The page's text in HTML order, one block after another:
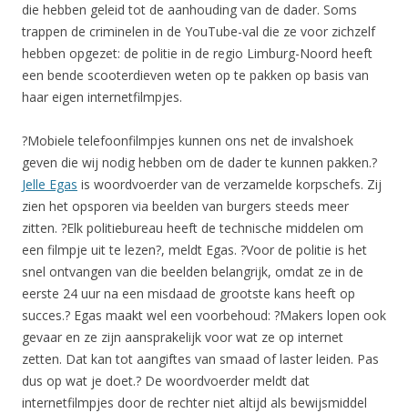
die hebben geleid tot de aanhouding van de dader. Soms
trappen de criminelen in de YouTube-val die ze voor zichzelf
hebben opgezet: de politie in de regio Limburg-Noord heeft
een bende scooterdieven weten op te pakken op basis van
haar eigen internetfilmpjes.
?Mobiele telefoonfilmpjes kunnen ons net de invalshoek
geven die wij nodig hebben om de dader te kunnen pakken.?
Jelle Egas is woordvoerder van de verzamelde korpschefs. Zij
zien het opsporen via beelden van burgers steeds meer
zitten. ?Elk politiebureau heeft de technische middelen om
een filmpje uit te lezen?, meldt Egas. ?Voor de politie is het
snel ontvangen van die beelden belangrijk, omdat ze in de
eerste 24 uur na een misdaad de grootste kans heeft op
succes.? Egas maakt wel een voorbehoud: ?Makers lopen ook
gevaar en ze zijn aansprakelijk voor wat ze op internet
zetten. Dat kan tot aangiftes van smaad of laster leiden. Pas
dus op wat je doet.? De woordvoerder meldt dat
internetfilmpjes door de rechter niet altijd als bewijsmiddel